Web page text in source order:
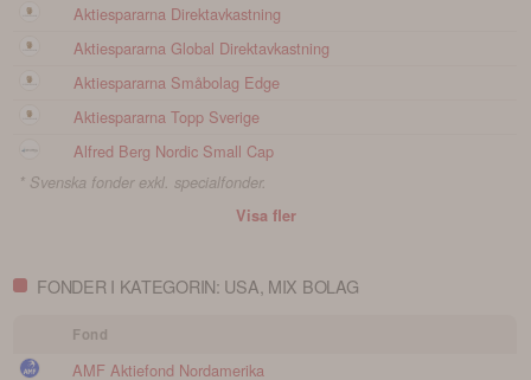
Aktiespararna Direktavkastning
Aktiespararna Global Direktavkastning
Aktiespararna Småbolag Edge
Aktiespararna Topp Sverige
Alfred Berg Nordic Small Cap
* Svenska fonder exkl. specialfonder.
Visa fler
FONDER I KATEGORIN: USA, MIX BOLAG
Fond
AMF Aktiefond Nordamerika